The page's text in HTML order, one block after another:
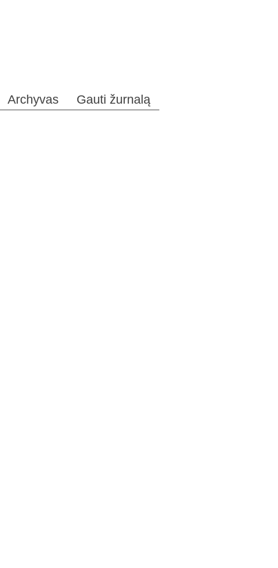
Archyvas Gauti žurnalą